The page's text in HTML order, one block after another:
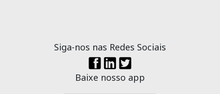
Siga-nos nas Redes Sociais
Baixe nosso app